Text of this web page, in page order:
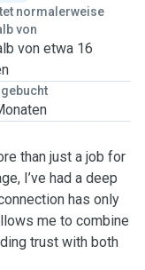
normalerweise
von
von etwa 16
than just a job for
I’ve had a deep
has only
me to combine
trust with both